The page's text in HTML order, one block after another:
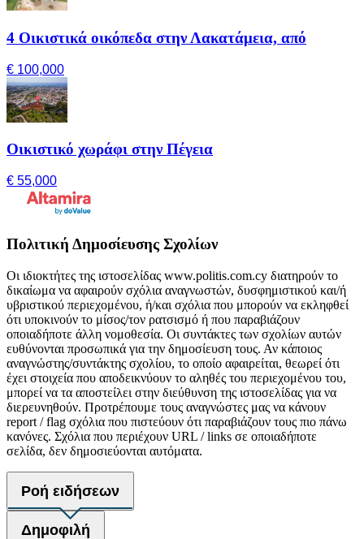
4 Οικιστικά οικόπεδα στην Λακατάμεια, από
€ 100,000
Οικιστικό χωράφι στην Πέγεια
€ 55,000
Πολιτική Δημοσίευσης Σχολίων
Οι ιδιοκτήτες της ιστοσελίδας www.politis.com.cy διατηρούν το
δικαίωμα να αφαιρούν σχόλια αναγνωστών, δυσφημιστικού και/ή
υβριστικού περιεχομένου, ή/και σχόλια που μπορούν να εκληφθεί
ότι υποκινούν το μίσος/τον ρατσισμό ή που παραβιάζουν
οποιαδήποτε άλλη νομοθεσία. Οι συντάκτες των σχολίων αυτών
ευθύνονται προσωπικά για την δημοσίευση τους. Αν κάποιος
αναγνώστης/συντάκτης σχολίου, το οποίο αφαιρείται, θεωρεί ότι
έχει στοιχεία που αποδεικνύουν το αληθές του περιεχομένου του,
μπορεί να τα αποστείλει στην διεύθυνση της ιστοσελίδας για να
διερευνηθούν. Προτρέπουμε τους αναγνώστες μας να κάνουν
report / flag σχόλια που πιστεύουν ότι παραβιάζουν τους πιο πάνω
κανόνες. Σχόλια που περιέχουν URL / links σε οποιαδήποτε
σελίδα, δεν δημοσιεύονται αυτόματα.
Ροή ειδήσεων
Δημοφιλή